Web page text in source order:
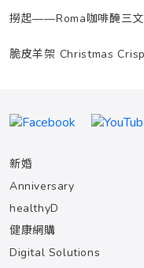
撈起——Roma咖啡醃三
脆皮羊架 Christmas
新婚
Anniversary
healthyD
健康網購
Digital Solutions